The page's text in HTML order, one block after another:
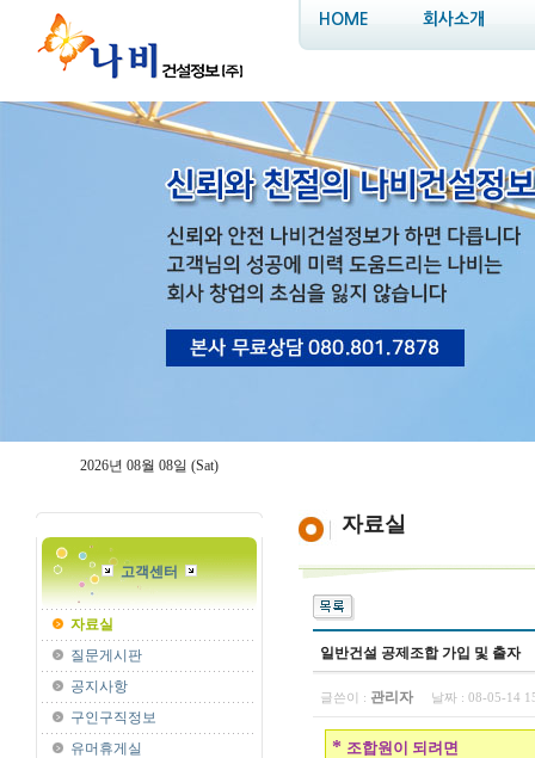
HOME 회사소개
2026년 08월 08일 (Sat)
고객센터
자료실
질문게시판
공지사항
구인구직정보
유머휴게실
자료실
일반건설 공제조합 가입 및 출자
글쓴이 : 관리자 날짜 : 08-05-14
* 조합원이 되려면